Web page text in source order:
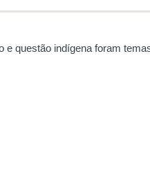
e questão indígena foram